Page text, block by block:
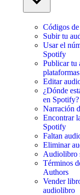
Códigos
Subir tu
Usar el
Spotify
Publicar tu
Editar
¿Dónde
en Spotify?
Narración
Encontrar
Spotify
Faltan
Eliminar
Audiolibro
Términos
Authors
Vender
audiolibro